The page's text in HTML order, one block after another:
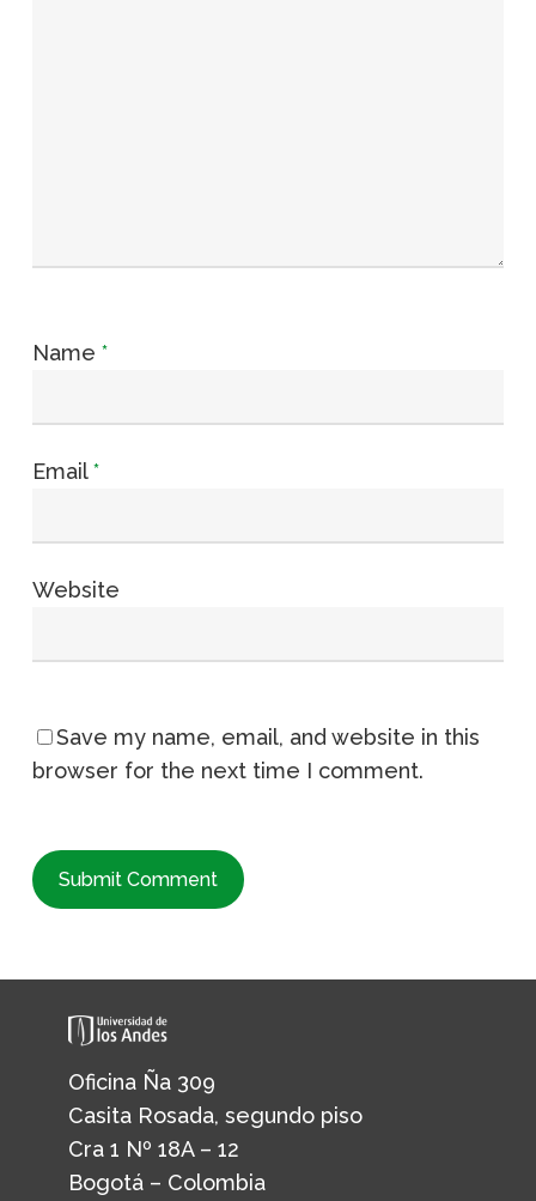
Name *
Email*
Website
Save my name, email, and website in this
browser for the next time I comment.
Oficina Ña 309
Casita Rosada, segundo piso
Cra 1 Nº 18A – 12
Bogotá – Colombia